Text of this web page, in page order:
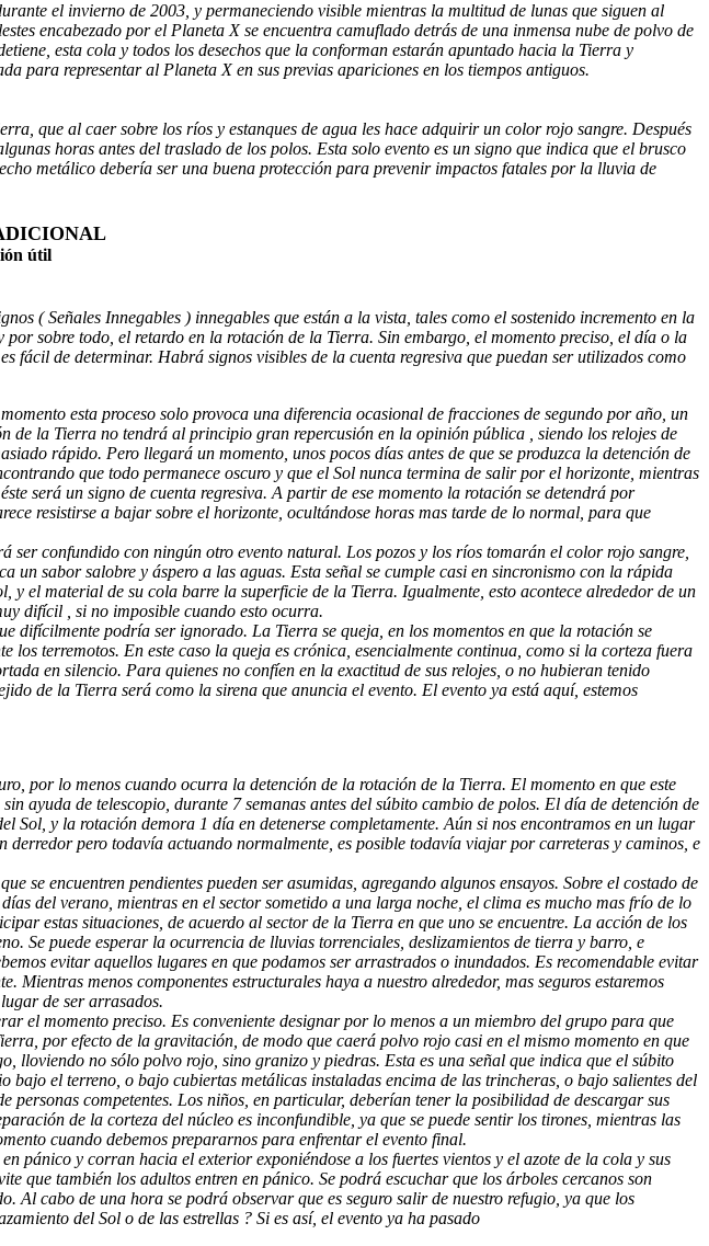
el invierno de 2003, y permaneciendo visible mientras la multitud de lunas que siguen al
encabezado por el Planeta X se encuentra camuflado detrás de una inmensa nube de polvo de
esta cola y todos los desechos que la conforman estarán apuntado hacia la Tierra y
para representar al Planeta X en sus previas apariciones en los tiempos antiguos.
que al caer sobre los ríos y estanques de agua les hace adquirir un color rojo sangre. Después
horas antes del traslado de los polos. Esta solo evento es un signo que indica que el brusco
metálico debería ser una buena protección para prevenir impactos fatales por la lluvia de
útil
( Señales Innegables ) innegables que están a la vista, tales como el sostenido incremento en la
sobre todo, el retardo en la rotación de la Tierra. Sin embargo, el momento preciso, el día o la
de determinar. Habrá signos visibles de la cuenta regresiva que puedan ser utilizados como
esta proceso solo provoca una diferencia ocasional de fracciones de segundo por año, un
la Tierra no tendrá al principio gran repercusión en la opinión pública , siendo los relojes de
rápido. Pero llegará un momento, unos pocos días antes de que se produzca la detención de
que todo permanece oscuro y que el Sol nunca termina de salir por el horizonte, mientras
será un signo de cuenta regresiva. A partir de ese momento la rotación se detendrá por
resistirse a bajar sobre el horizonte, ocultándose horas mas tarde de lo normal, para que
confundido con ningún otro evento natural. Los pozos y los ríos tomarán el color rojo sangre,
sabor salobre y áspero a las aguas. Esta señal se cumple casi en sincronismo con la rápida
el material de su cola barre la superficie de la Tierra. Igualmente, esto acontece alrededor de un
difícil , si no imposible cuando esto ocurra.
difícilmente podría ser ignorado. La Tierra se queja, en los momentos en que la rotación se
terremotos. En este caso la queja es crónica, esencialmente continua, como si la corteza fuera
en silencio. Para quienes no confíen en la exactitud de sus relojes, o no hubieran tenido
de la Tierra será como la sirena que anuncia el evento. El evento ya está aquí, estemos
por lo menos cuando ocurra la detención de la rotación de la Tierra. El momento en que este
ayuda de telescopio, durante 7 semanas antes del súbito cambio de polos. El día de detención de
y la rotación demora 1 día en detenerse completamente. Aún si nos encontramos en un lugar
pero todavía actuando normalmente, es posible todavía viajar por carreteras y caminos, e
se encuentren pendientes pueden ser asumidas, agregando algunos ensayos. Sobre el costado de
del verano, mientras en el sector sometido a una larga noche, el clima es mucho mas frío de lo
estas situaciones, de acuerdo al sector de la Tierra en que uno se encuentre. La acción de los
Se puede esperar la ocurrencia de lluvias torrenciales, deslizamientos de tierra y barro, e
evitar aquellos lugares en que podamos ser arrastrados o inundados. Es recomendable evitar
menos componentes estructurales haya a nuestro alrededor, mas seguros estaremos
de ser arrasados.
el momento preciso. Es conveniente designar por lo menos a un miembro del grupo para que
por efecto de la gravitación, de modo que caerá polvo rojo casi en el mismo momento en que
no sólo polvo rojo, sino granizo y piedras. Esta es una señal que indica que el súbito
el terreno, o bajo cubiertas metálicas instaladas encima de las trincheras, o bajo salientes del
competentes. Los niños, en particular, deberían tener la posibilidad de descargar sus
de la corteza del núcleo es inconfundible, ya que se puede sentir los tirones, mientras las
cuando debemos prepararnos para enfrentar el evento final.
pánico y corran hacia el exterior exponiéndose a los fuertes vientos y el azote de la cola y sus
que también los adultos entren en pánico. Se podrá escuchar que los árboles cercanos son
Al cabo de una hora se podrá observar que es seguro salir de nuestro refugio, ya que los
del Sol o de las estrellas ? Si es así, el evento ya ha pasado